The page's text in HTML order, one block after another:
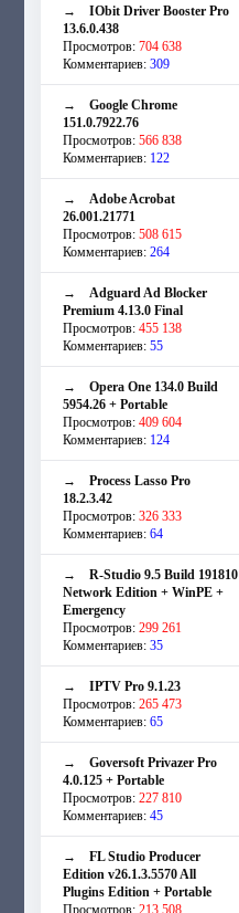
→ IObit Driver Booster Pro
13.6.0.438
Просмотров: 704 638
Комментариев: 309
→ Google Chrome
151.0.7922.76
Просмотров: 566 838
Комментариев: 122
→ Adobe Acrobat
26.001.21771
Просмотров: 508 615
Комментариев: 264
→ Adguard Ad Blocker
Premium 4.13.0 Final
Просмотров: 455 138
Комментариев: 55
→ Opera One 134.0 Build
5954.26 + Portable
Просмотров: 409 604
Комментариев: 124
→ Process Lasso Pro
18.2.3.42
Просмотров: 326 333
Комментариев: 64
→ R-Studio 9.5 Build 191810
Network Edition + WinPE +
Emergency
Просмотров: 299 261
Комментариев: 35
→ IPTV Pro 9.1.23
Просмотров: 265 473
Комментариев: 65
→ Goversoft Privazer Pro
4.0.125 + Portable
Просмотров: 227 810
Комментариев: 45
→ FL Studio Producer
Edition v26.1.3.5570 All
Plugins Edition + Portable
Просмотров: 213 508